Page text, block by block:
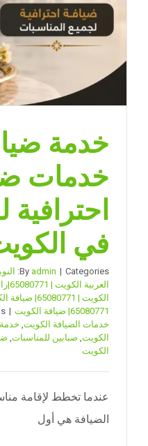
خدمة
خدمات
في
By admin | Categories:
العربية الكويت | 65080771|رائدون
الكويت | 65080771| ضيافة الكويت
65080771| ضيافة الكويت
|
خدمات الضيافة الكويت,
الكويت, صبابين للمناسبات,
الكويت
عندما تخطط لإقامة
الضيافة هي أول